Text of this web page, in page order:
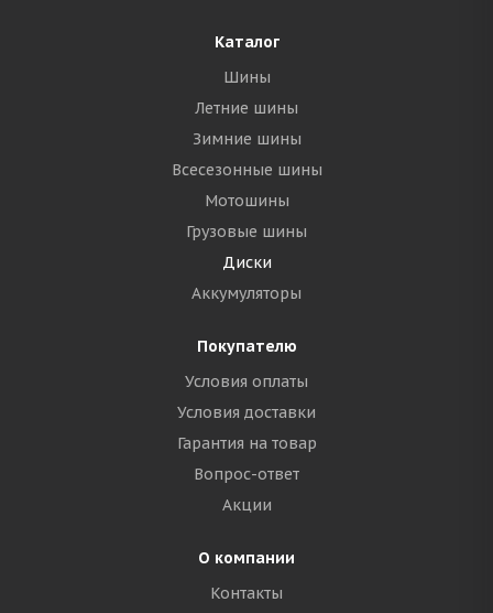
Каталог
Шины
Летние шины
Зимние шины
Всесезонные шины
Мотошины
Грузовые шины
Диски
Аккумуляторы
Покупателю
Условия оплаты
Условия доставки
Гарантия на товар
Вопрос-ответ
Акции
О компании
Контакты